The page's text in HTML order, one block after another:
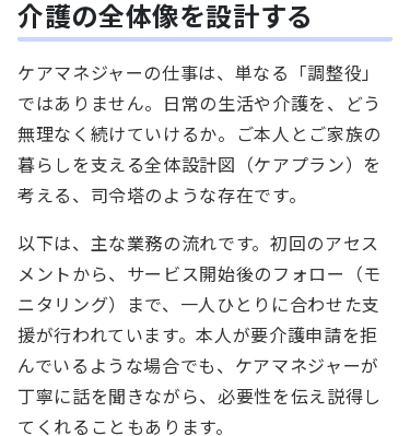
介護の全体像を設計する
ケアマネジャーの仕事は、単なる「調整役」
ではありません。日常の生活や介護を、どう
無理なく続けていけるか。ご本人とご家族の
暮らしを支える全体設計図（ケアプラン）を
考える、司令塔のような存在です。
以下は、主な業務の流れです。初回のアセス
メントから、サービス開始後のフォロー（モ
ニタリング）まで、一人ひとりに合わせた支
援が行われています。本人が要介護申請を拒
んでいるような場合でも、ケアマネジャーが
丁寧に話を聞きながら、必要性を伝え説得し
てくれることもあります。